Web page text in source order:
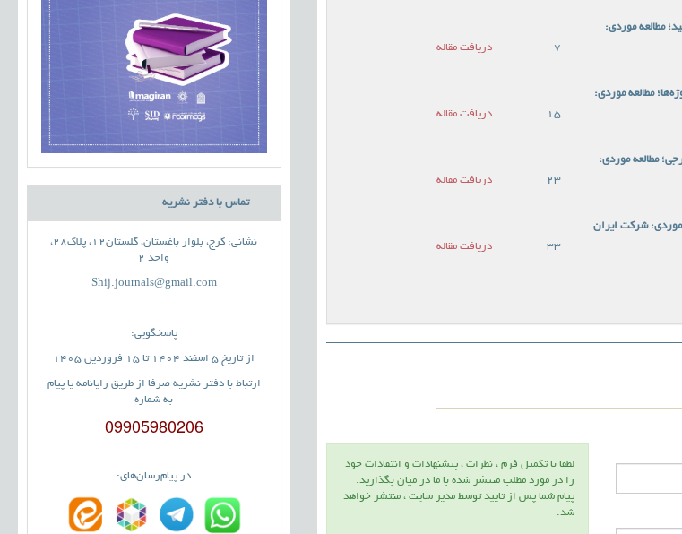
مطالعه موردی:
7
دریافت مقاله
مطالعه موردی:
15
دریافت مقاله
مطالعه موردی:
23
دریافت مقاله
موردی: شرکت ایران
33
دریافت مقاله
لطفا با تكميل فرم ، نظرات ، پيشنهادات و انتقادات خود
را در مورد مطلب منتشر شده با ما در ميان بگذاريد.
پيام شما پس از تاييد توسط مدير سايت ، منتشر خواهد
شد.
تماس با دفتر نشریه
نشانی: کرج، بلوار باغستان، گلستان12، پلاک28،
واحد 2
Shij.journals@gmail.com
پاسخگویی:
از تاریخ 5 اسفند 1404 تا 15 فروردین 1405
ارتباط با دفتر نشریه صرفا از طریق رایانامه یا پیام
به شماره
09905980206
در پیام‌رسان‌های: